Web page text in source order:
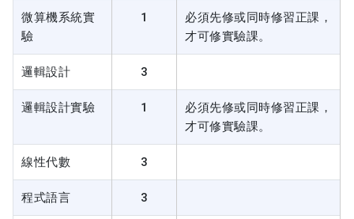
微算機系統實
驗
1
必須先修或同時修習正課，
才可修實驗課。
邏輯設計 3
邏輯設計實驗 1
必須先修或同時修習正課，
才可修實驗課。
線性代數 3
程式語言 3